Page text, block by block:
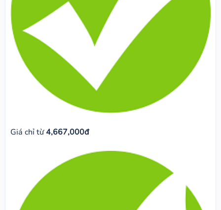
Giá chỉ từ4,667,000đ